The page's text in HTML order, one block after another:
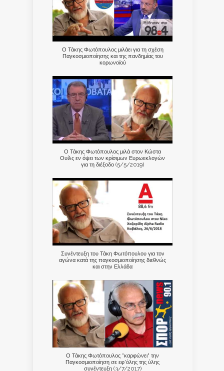
Ο Τάκης Φωτόπουλος μιλάει για τη σχέση
Παγκοσμιοποίησης και της πανδημίας του
κορωνοϊού
Ο Τάκης Φωτόπουλος μιλά στον Κώστα
Ουίλς εν όψει των κρίσιμων Ευρωεκλογών
για τη διέξοδο (5/5/2019)
Συνέντευξη του Τάκη Φωτόπουλου για τον
αγώνα κατά της παγκοσμιοποίησης διεθνώς
και στην Ελλάδα
Ο Τάκης Φωτόπουλος "καρφώνει" την
Παγκοσμιοποίηση σε εφ'όλης της ύλης
συνέντευξη (3/7/2017)